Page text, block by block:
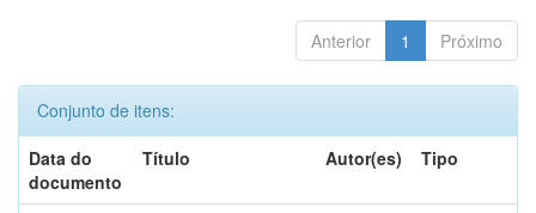
Anterior 1 Próximo
Conjunto de itens:
Data do
documento
Título Autor(es) Tipo